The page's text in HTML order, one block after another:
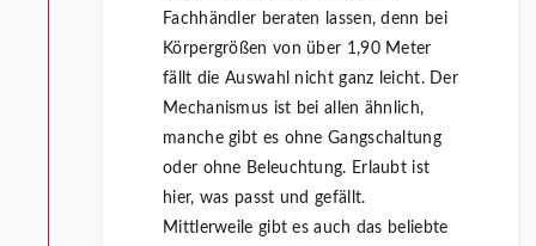
Fachhändler beraten lassen, denn bei
Körpergrößen von über 1,90 Meter
fällt die Auswahl nicht ganz leicht. Der
Mechanismus ist bei allen ähnlich,
manche gibt es ohne Gangschaltung
oder ohne Beleuchtung. Erlaubt ist
hier, was passt und gefällt.
Mittlerweile gibt es auch das beliebte